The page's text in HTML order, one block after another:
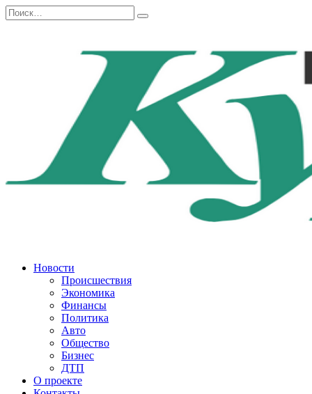
Перейти
к
Search
for:
Новости
Происшествия
Экономика
Финансы
Политика
Авто
Общество
Бизнес
ДТП
О проекте